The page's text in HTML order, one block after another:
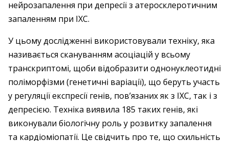
нейрозапалення при депресії з атеросклеротичним
запаленням при ІХС.
У цьому дослідженні використовували техніку, яка
називається скануванням асоціацій у всьому
транскриптомі, щоби відобразити однонуклеотидні
поліморфізми (генетичні варіації), що беруть участь
у регуляції експресії генів, пов’язаних як з ІХС, так і з
депресією. Техніка виявила 185 таких генів, які
виконували біологічну роль у розвитку запалення
та кардіоміопатії. Це свідчить про те, що схильність